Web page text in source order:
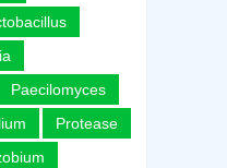
Paecilomyces
Protease